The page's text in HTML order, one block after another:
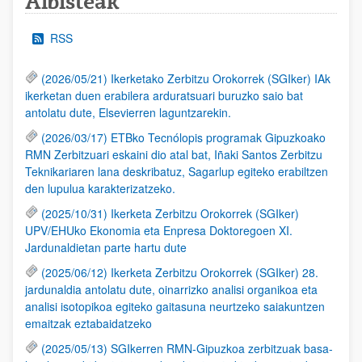
RSS
(2026/05/21) Ikerketako Zerbitzu Orokorrek (SGIker) IAk
ikerketan duen erabilera arduratsuari buruzko saio bat
antolatu dute, Elsevierren laguntzarekin.
(2026/03/17) ETBko Tecnólopis programak Gipuzkoako
RMN Zerbitzuari eskaini dio atal bat, Iñaki Santos Zerbitzu
Teknikariaren lana deskribatuz, Sagarlup egiteko erabiltzen
den lupulua karakterizatzeko.
(2025/10/31) Ikerketa Zerbitzu Orokorrek (SGIker)
UPV/EHUko Ekonomia eta Enpresa Doktoregoen XI.
Jardunaldietan parte hartu dute
(2025/06/12) Ikerketa Zerbitzu Orokorrek (SGIker) 28.
jardunaldia antolatu dute, oinarrizko analisi organikoa eta
analisi isotopikoa egiteko gaitasuna neurtzeko saiakuntzen
emaitzak eztabaidatzeko
(2025/05/13) SGIkerren RMN-Gipuzkoa zerbitzuak basa-